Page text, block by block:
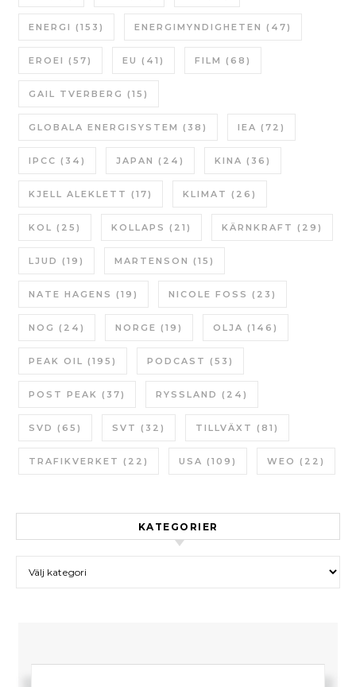
ENERGI (153) ENERGIMYNDIGHETEN (47)
EROEI (57) EU (41) FILM (68)
GAIL TVERBERG (15)
GLOBALA ENERGISYSTEM (38) IEA (72)
IPCC (34) JAPAN (24) KINA (36)
KJELL ALEKLETT (17) KLIMAT (26)
KOL (25) KOLLAPS (21) KÄRNKRAFT (29)
LJUD (19) MARTENSON (15)
NATE HAGENS (19) NICOLE FOSS (23)
NOG (24) NORGE (19) OLJA (146)
PEAK OIL (195) PODCAST (53)
POST PEAK (37) RYSSLAND (24)
SVD (65) SVT (32) TILLVÄXT (81)
TRAFIKVERKET (22) USA (109) WEO (22)
KATEGORIER